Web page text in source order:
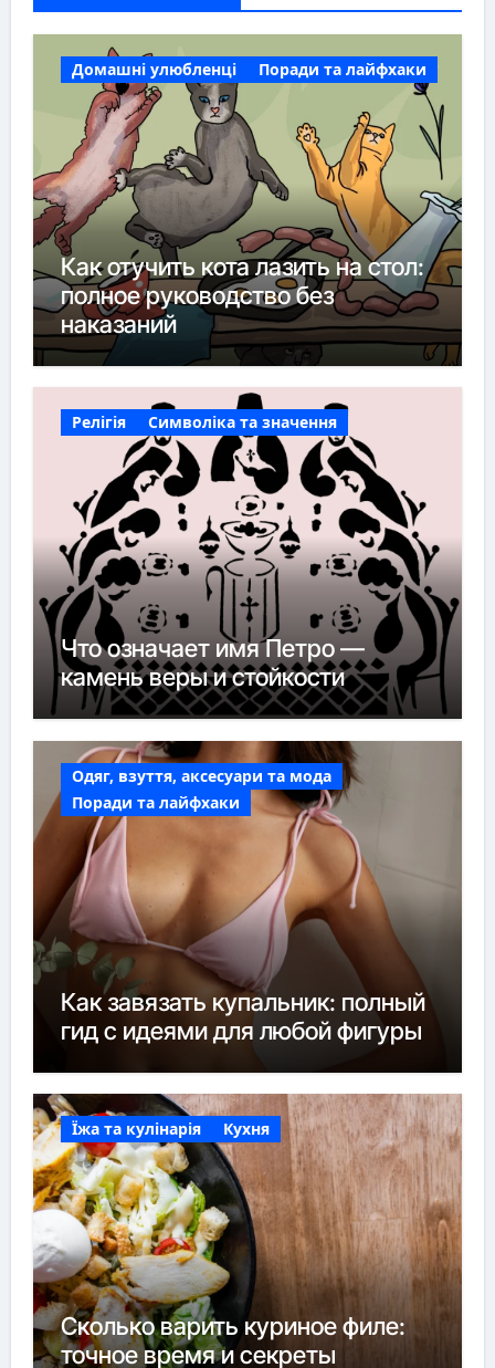
Домашні улюбленці Поради та лайфхаки
Как отучить кота лазить на стол:
полное руководство без
наказаний
Релігія Символіка та значення
Что означает имя Петро —
камень веры и стойкости
Одяг, взуття, аксесуари та мода
Поради та лайфхаки
Как завязать купальник: полный
гид с идеями для любой фигуры
Їжа та кулінарія Кухня
Сколько варить куриное филе:
точное время и секреты